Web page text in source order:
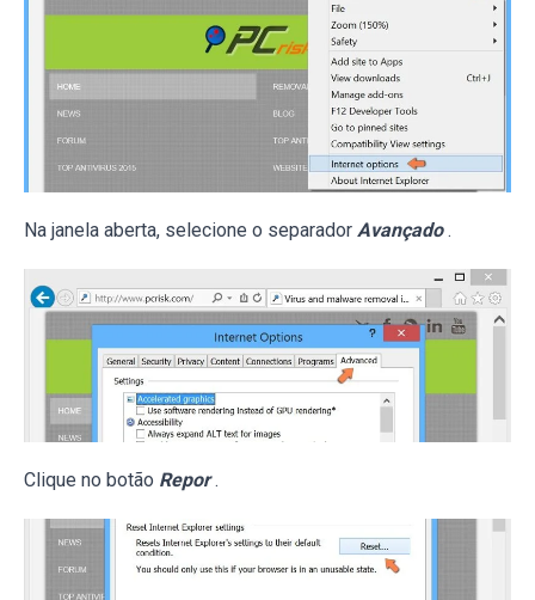
Na janela aberta, selecione o separador Avançado .
Clique no botão Repor .